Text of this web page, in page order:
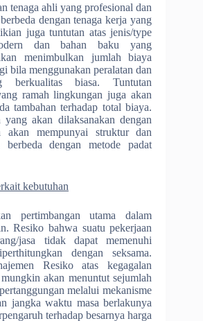
tenaga ahli yang profesional dan
dengan tenaga kerja yang
juga tuntutan atas jenis/type
dan bahan baku yang
menimbulkan jumlah biaya
bila menggunakan peralatan dan
biasa. Tuntutan
ramah lingkungan juga akan
tambahan terhadap total biaya.
akan dilaksanakan dengan
akan mempunyai struktur dan
dengan metode padat
kebutuhan
pertimbangan utama dalam
Resiko bahwa suatu pekerjaan
jasa tidak dapat memenuhi
dengan seksama.
Resiko atas kegagalan
akan menuntut sejumlah
melalui mekanisme
jangka waktu masa berlakunya
terhadap besarnya harga